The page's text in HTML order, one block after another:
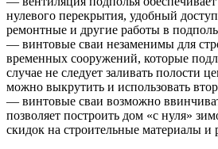
нулевого перекрытия, удобный
ремонтные и другие работы в
— винтовые сваи незаменимы для
временных сооружений, которые
случае не следует заливать полости
можно выкрутить и использовать
— винтовые сваи возможно
позволяет построить дом «с нуля»
скидок на строительные материалы и